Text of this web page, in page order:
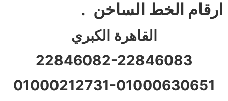
ارقام الخط الساخن .
القاهرة الكبري
22846082-22846083
01000212731-01000630651